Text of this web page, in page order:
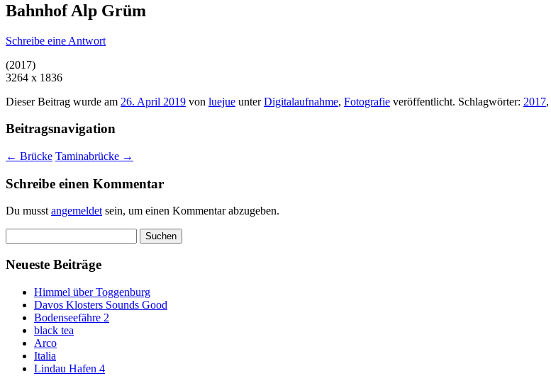
Bahnhof Alp Grüm
Schreibe eine Antwort
(2017)
3264 x 1836
Dieser Beitrag wurde am 26. April 2019 von luejue unterDigitalaufnahme, Fotografie veröffentlicht. Schlagwörter: 2017,
Beitragsnavigation
← Brücke Taminabrücke →
Schreibe einen Kommentar
Du musstangemeldetsein, um einen Kommentar abzugeben.
nach:
Neueste Beiträge
Himmel über Toggenburg
Davos Klosters Sounds Good
Bodenseefähre 2
black tea
Arco
Italia
Lindau Hafen 4